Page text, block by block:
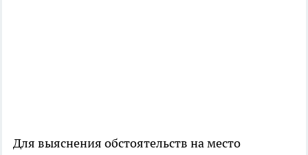
Для выяснения обстоятельств на место